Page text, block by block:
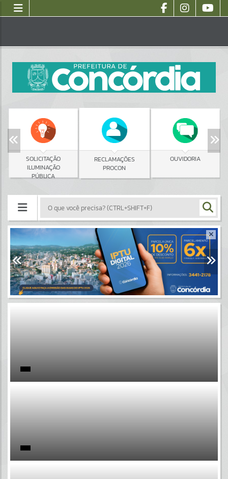
SOLICITAÇÃO
ILUMINAÇÃO
PÚBLICA
RECLAMAÇÕES
PROCON
OUVIDORIA
Portais
Por favor, aguarde...
Por favor, aguarde...